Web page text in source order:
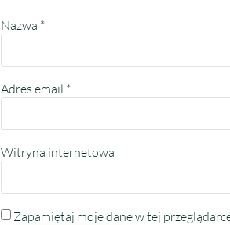
Nazwa *
Adres email *
Witryna internetowa
Zapamiętaj moje dane w tej